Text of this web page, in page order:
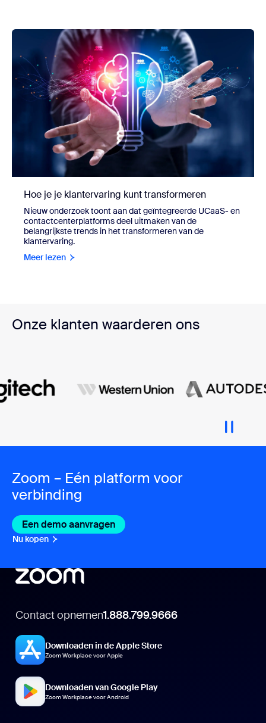
Hoe je je klantervaring kunt transformeren
Nieuw onderzoek toont aan dat geïntegreerde UCaaS- en
contactcenterplatforms deel uitmaken van de
belangrijkste trends in het transformeren van de
klantervaring.
Meer lezen
Onze klanten waarderen ons
Zoom – Eén platform voor
verbinding
Een demo aanvragen
Nu kopen
Contact opnemen1.888.799.9666
Downloaden in de Apple Store
Zoom Workplace voor Apple
Downloaden van Google Play
Zoom Workplace voor Android